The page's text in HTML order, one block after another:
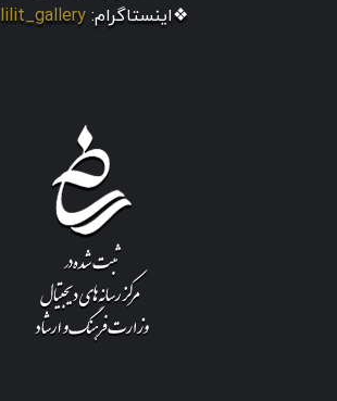
❖اینستاگرام: lilit_gallery